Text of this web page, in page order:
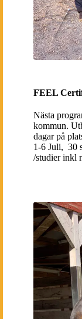
FEEL
Nästa
kommun.
dagar på
1-6 Juli, 30
/studier inkl